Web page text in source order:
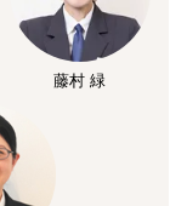
藤村 緑